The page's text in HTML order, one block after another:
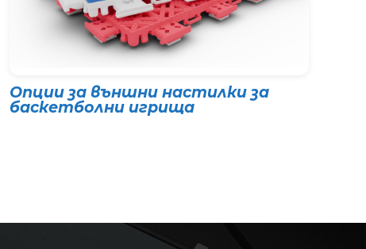
Опции за външни настилки за
баскетболни игрища